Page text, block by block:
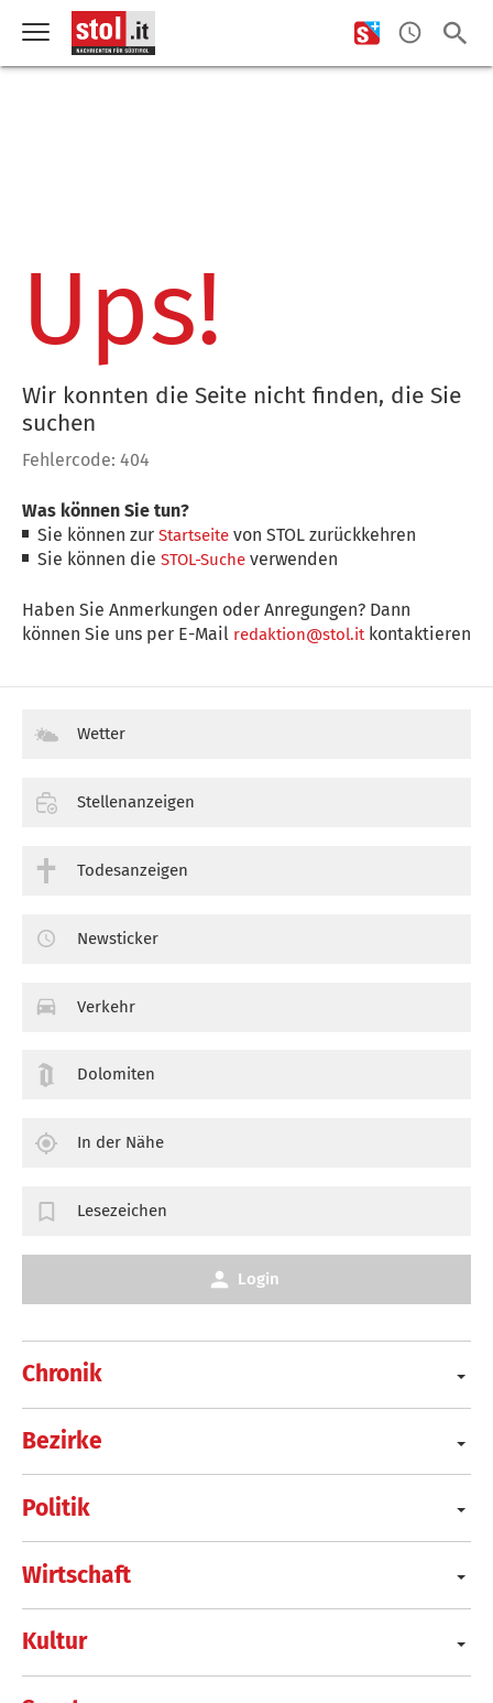
Ups!
Wir konnten die Seite nicht finden, die Sie
suchen
Fehlercode: 404
Was können Sie tun?
Sie können zurStartseite von STOL zurückkehren
Sie können dieSTOL-Suche verwenden
Haben Sie Anmerkungen oder Anregungen? Dann
können Sie uns per E-Mail redaktion@stol.itkontaktieren
Chronik
Bezirke
Politik
Wirtschaft
Kultur
Wetter
Stellenanzeigen
Todesanzeigen
Newsticker
Verkehr
Dolomiten
In der Nähe
Lesezeichen
Login